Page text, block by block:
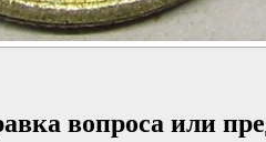
вопроса или